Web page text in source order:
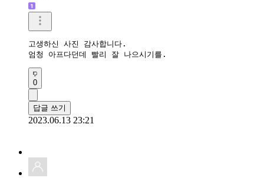
고생하신 사진 감사합니다.
엄청 아프다던데 빨리 잘 나으시기를.
0
답글 쓰기
2023.06.13 23:21